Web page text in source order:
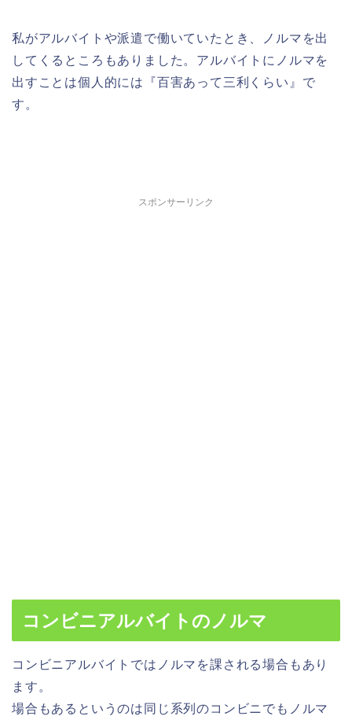
私がアルバイトや派遣で働いていたとき、ノルマを出
してくるところもありました。アルバイトにノルマを
出すことは個人的には『百害あって三利くらい』で
す。
スポンサーリンク
コンビニアルバイトのノルマ
コンビニアルバイトではノルマを課される場合もあり
ます。
場合もあるというのは同じ系列のコンビニでもノルマ